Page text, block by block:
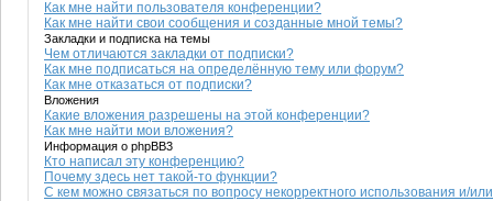
Как мне найти пользователя конференции?
Как мне найти свои сообщения и созданные мной темы?
Закладки и подписка на темы
Чем отличаются закладки от подписки?
Как мне подписаться на определённую тему или форум?
Как мне отказаться от подписки?
Вложения
Какие вложения разрешены на этой конференции?
Как мне найти мои вложения?
Информация о phpBB3
Кто написал эту конференцию?
Почему здесь нет такой-то функции?
С кем можно связаться по вопросу некорректного использования и/